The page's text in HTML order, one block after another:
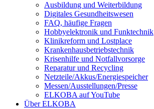
Ausbildung und Weiterbildung
Digitales Gesundheitswesen
FAQ, häufige Fragen
Hobbyelektronik und Funktechnik
Klinikreform und Lostplace
Krankenhausbetriebstechnik
Krisenhilfe und Notfallvorsorge
Reparatur und Recycling
Netzteile/Akkus/Energiespeicher
Messen/Ausstellungen/Presse
ELKOBA auf YouTube
Über ELKOBA